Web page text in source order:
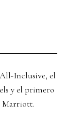
Inclusive, el
y el primero